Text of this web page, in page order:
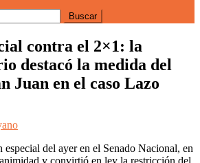
contra el 2×1: la
destacó la medida del
Juan en el caso Lazo
especial del ayer en el Senado Nacional, en
y convirtió en ley la restricción del